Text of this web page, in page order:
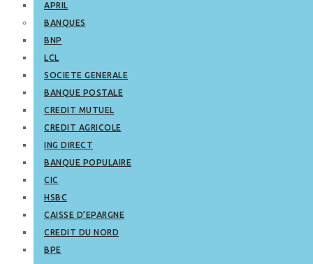
APRIL
BANQUES
BNP
LCL
SOCIETE GENERALE
BANQUE POSTALE
CREDIT MUTUEL
CREDIT AGRICOLE
ING DIRECT
BANQUE POPULAIRE
CIC
HSBC
CAISSE D’EPARGNE
CREDIT DU NORD
BPE